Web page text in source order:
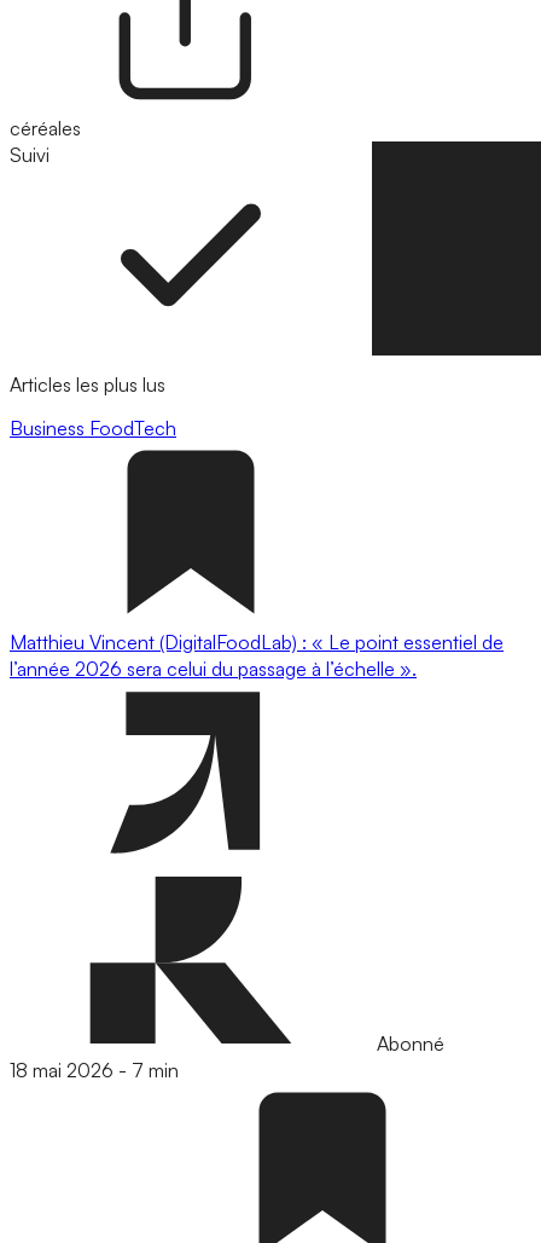
céréales
Suivi
Articles les plus lus
Business FoodTech
Matthieu Vincent (DigitalFoodLab) : « Le point essentiel de
l’année 2026 sera celui du passage à l’échelle ».
Abonné
18 mai 2026 - 7 min